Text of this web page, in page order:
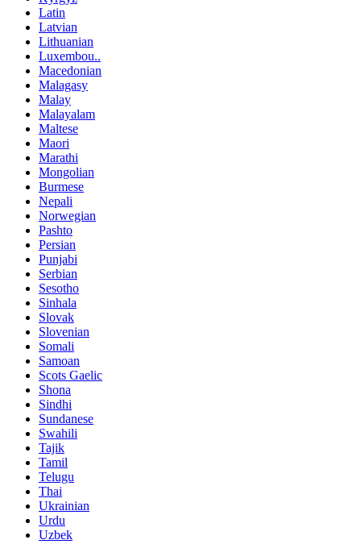
Latin
Latvian
Lithuanian
Luxembou..
Macedonian
Malagasy
Malay
Malayalam
Maltese
Maori
Marathi
Mongolian
Burmese
Nepali
Norwegian
Pashto
Persian
Punjabi
Serbian
Sesotho
Sinhala
Slovak
Slovenian
Somali
Samoan
Scots Gaelic
Shona
Sindhi
Sundanese
Swahili
Tajik
Tamil
Telugu
Thai
Ukrainian
Urdu
Uzbek